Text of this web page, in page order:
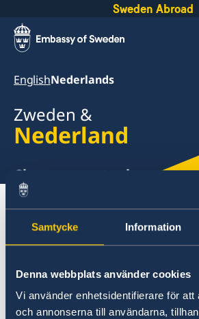
Samtycke Information
Denna webbplats använder cookies
Vi använder enhetsidentifierare för att
och annonserna till användarna,
Sweden Abroad
EnglishNederlands
Zweden &
Nederland
Change country here
About Sweden Nederland
Naar Zweden?
Zweden bezoeken
Naar Zweden?